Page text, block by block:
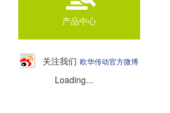
产品中心
关注我们 欧华传动官方微博
Loading...